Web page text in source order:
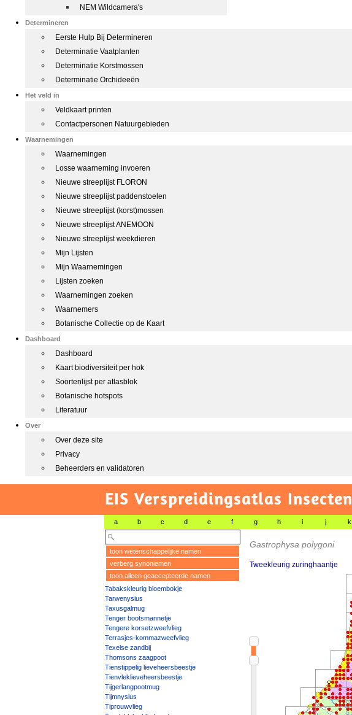
NEM Wildcamera's
Determineren
Eerste Hulp Bij Determineren
Determinatie Vaatplanten
Determinatie Korstmossen
Determinatie Orchideeën
Het veld in
Veldkaart printen
Contactpersonen Natuurgebieden
Waarnemingen
Waarnemingen
Losse waarneming invoeren
Nieuwe streeplijst FLORON
Nieuwe streeplijst paddenstoelen
Nieuwe streeplijst (korst)mossen
Nieuwe streeplijst ANEMOON
Nieuwe streeplijst weekdieren
Mijn Lijsten
Mijn Waarnemingen
Lijsten zoeken
Waarnemingen zoeken
Waarnemers
Botanische Collectie op de Kaart
Dashboard
Dashboard
Kaart biodiversiteit per hok
Soortenlijst per atlasblok
Botanische hotspots
Literatuur
Over
Over deze site
Privacy
Beheerders en validatoren
EIS Verspreidingsatlas Insecten
a b c d e f g h i j k
toon wetenschappelijke namen
verberg synoniemen
toon alleen geaccepteerde namen
Tabakskleurig bloembokje
Tarwenysius
Taxusgalmug
Tenger bootsmannetje
Tengere korsetzweefvlieg
Terrasjes-kommazweefvlieg
Texelse zandbij
Thomsons zaagpoot
Tienstippelig lieveheersbeestje
Tienvleklieveheersbeestje
Tijgerlangpootmug
Tijmnysius
Tiprouwvlieg
Gastrophysa polygoni
Tweekleurig zuringhaantje